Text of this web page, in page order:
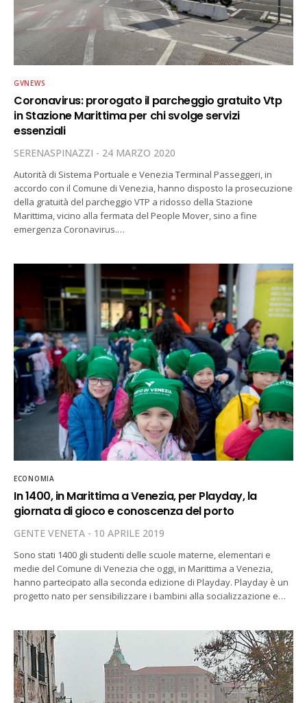
GVNEWS
Coronavirus: prorogato il parcheggio gratuito Vtp
in Stazione Marittima per chi svolge servizi
essenziali
SERENASPINAZZI 24 MARZO 2020
Autorità di Sistema Portuale e Venezia Terminal Passeggeri, in
accordo con il Comune di Venezia, hanno disposto la prosecuzione
della gratuità del parcheggio VTP a ridosso della Stazione
Marittima, vicino alla fermata del People Mover, sino a fine
emergenza Coronavirus.…
ECONOMIA
In 1400, in Marittima a Venezia, per Playday, la
giornata di gioco e conoscenza del porto
GENTE VENETA 10 APRILE 2019
Sono stati 1400 gli studenti delle scuole materne, elementari e
medie del Comune di Venezia che oggi, in Marittima a Venezia,
hanno partecipato alla seconda edizione di Playday. Playday è un
progetto nato per sensibilizzare i bambini alla socializzazione e…